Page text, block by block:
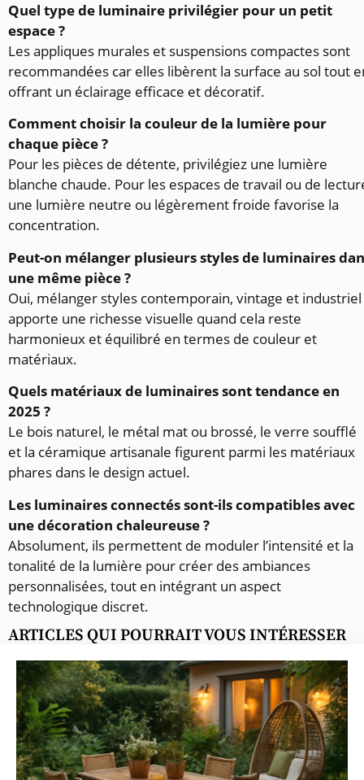
Quel type de luminaire privilégier pour un petit
espace ?
Les appliques murales et suspensions compactes sont
recommandées car elles libèrent la surface au sol tout
offrant un éclairage efficace et décoratif.
Comment choisir la couleur de la lumière pour
chaque pièce ?
Pour les pièces de détente, privilégiez une lumière
blanche chaude. Pour les espaces de travail ou de
une lumière neutre ou légèrement froide favorise la
concentration.
Peut-on mélanger plusieurs styles de luminaires
une même pièce ?
Oui, mélanger styles contemporain, vintage et industriel
apporte une richesse visuelle quand cela reste
harmonieux et équilibré en termes de couleur et
matériaux.
Quels matériaux de luminaires sont tendance en
2025 ?
Le bois naturel, le métal mat ou brossé, le verre soufflé
et la céramique artisanale figurent parmi les matériaux
phares dans le design actuel.
Les luminaires connectés sont-ils compatibles avec
une décoration chaleureuse ?
Absolument, ils permettent de moduler l’intensité et la
tonalité de la lumière pour créer des ambiances
personnalisées, tout en intégrant un aspect
technologique discret.
ARTICLES QUI POURRAIT VOUS INTÉRESSER